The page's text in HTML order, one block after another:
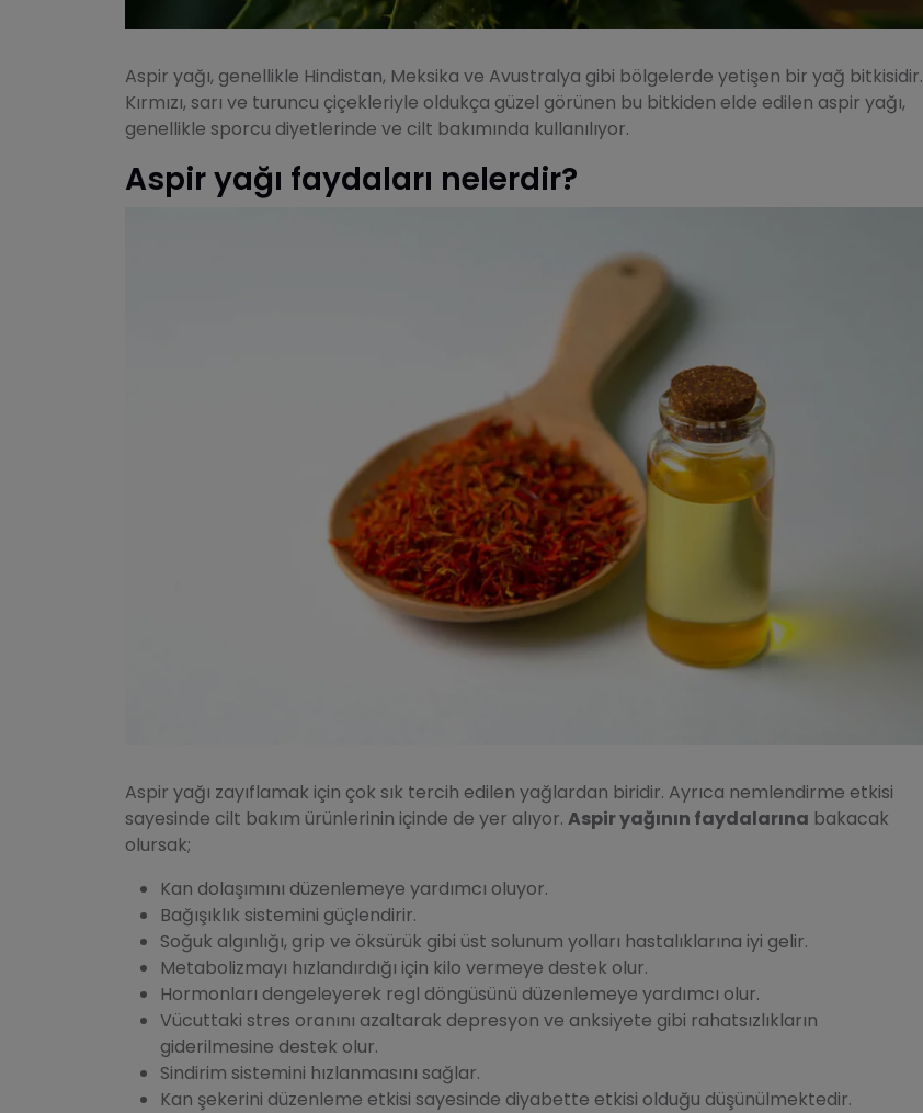
Aspir yağı, genellikle Hindistan, Meksika ve Avustralya gibi bölgelerde yetişen bir yağ bitkisidir.
Kırmızı, sarı ve turuncu çiçekleriyle oldukça güzel görünen bu bitkiden elde edilen aspir yağı,
genellikle sporcu diyetlerinde ve cilt bakımında kullanılıyor.
Aspir yağı faydaları nelerdir?
Aspir yağı zayıflamak için çok sık tercih edilen yağlardan biridir. Ayrıca nemlendirme etkisi
sayesinde cilt bakım ürünlerinin içinde de yer alıyor. Aspir yağının faydalarına bakacak
olursak;
Kan dolaşımını düzenlemeye yardımcı oluyor.
Bağışıklık sistemini güçlendirir.
Soğuk algınlığı, grip ve öksürük gibi üst solunum yolları hastalıklarına iyi gelir.
Metabolizmayı hızlandırdığı için kilo vermeye destek olur.
Hormonları dengeleyerek regl döngüsünü düzenlemeye yardımcı olur.
Vücuttaki stres oranını azaltarak depresyon ve anksiyete gibi rahatsızlıkların
giderilmesine destek olur.
Sindirim sistemini hızlanmasını sağlar.
Kan şekerini düzenleme etkisi sayesinde diyabette etkisi olduğu düşünülmektedir.